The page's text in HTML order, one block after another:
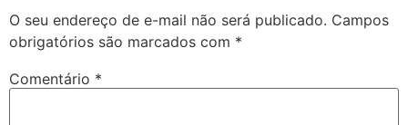
O seu endereço de e-mail não será publicado. Campos
obrigatórios são marcados com *
Comentário *